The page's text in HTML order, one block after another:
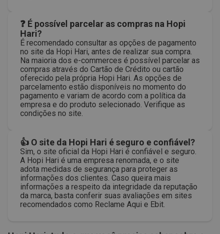
❓ É possível parcelar as compras na Hopi
Hari?
É recomendado consultar as opções de pagamento
no site da Hopi Hari, antes de realizar sua compra.
Na maioria dos e-commerces é possível parcelar as
compras através do Cartão de Crédito ou cartão
oferecido pela própria Hopi Hari. As opções de
parcelamento estão disponíveis no momento do
pagamento e variam de acordo com a política da
empresa e do produto selecionado. Verifique as
condições no site.
👍 O site da Hopi Hari é seguro e confiável?
Sim, o site oficial da Hopi Hari é confiável e seguro.
A Hopi Hari é uma empresa renomada, e o site
adota medidas de segurança para proteger as
informações dos clientes. Caso queira mais
informações a respeito da integridade da reputação
da marca, basta conferir suas avaliações em sites
recomendados como Reclame Aqui e Ebit.